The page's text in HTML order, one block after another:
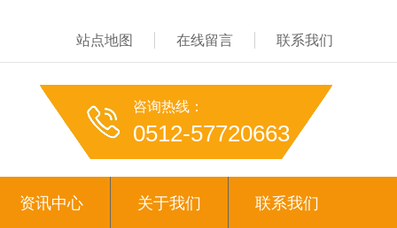
站点地图 在线留言 联系我们
咨询热线：
0512-57720663
资讯中心 关于我们 联系我们